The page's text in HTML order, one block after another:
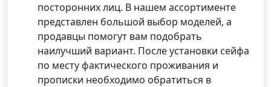
посторонних лиц. В нашем ассортименте
представлен большой выбор моделей, а
продавцы помогут вам подобрать
наилучший вариант. После установки сейфа
по месту фактического проживания и
прописки необходимо обратиться в